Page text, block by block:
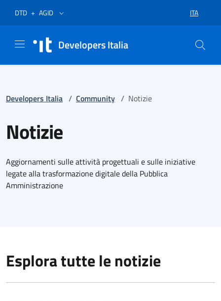
DTDApre in un nuovo tab
+ AGIDApre in un nuovo tab ITA
Developers Italia
Developers Italia / Community / Notizie
Notizie
Aggiornamenti sulle attività progettuali e sulle iniziative
legate alla trasformazione digitale della Pubblica
Amministrazione
Esplora tutte le notizie